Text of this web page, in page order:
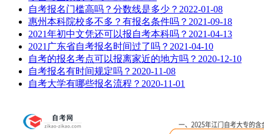
自考报名门槛高吗？分数线是多少？ 2022-01-08
惠州本科院校多不多？有报名条件吗？ 2021-09-18
2021年初中文凭还可以报自考本科吗？ 2021-04-13
2021广东省自考报名时间过了吗？ 2021-04-10
自考的报名考点可以报离家近的地方吗？ 2020-12-10
自考报名有时间规定吗？ 2020-11-08
自考大学有哪些报名流程？ 2020-11-01